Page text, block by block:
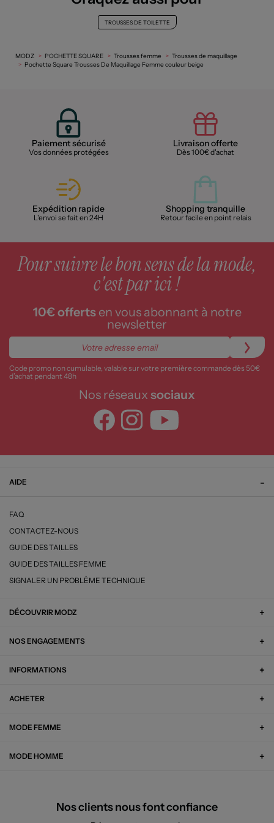
TROUSSES DE TOILETTE
MODZ POCHETTE SQUARE Trousses femme
Trousses de maquillage
Pochette Square Trousses De Maquillage Femme couleur beige
Paiement sécurisé
Vos données protégées
Livraison offerte
Dès 100€ d'achat
Expédition rapide
L'envoi se fait en 24H
Shopping tranquille
Retour facile en point relais
Pour suivre le bon sens de la mode,
c'est par ici !
10€ offertsen vous abonnant à notre
newsletter
Code promo non cumulable, valable sur votre première commande dès 50€
d’achat pendant 48h
Nos réseaux sociaux
AIDE
FAQ
CONTACTEZ-NOUS
GUIDE DES TAILLES
GUIDE DES TAILLES FEMME
SIGNALER UN PROBLÈME TECHNIQUE
DÉCOUVRIR MODZ
NOS ENGAGEMENTS
INFORMATIONS
ACHETER
MODE FEMME
MODE HOMME
Nos clients nous font confiance